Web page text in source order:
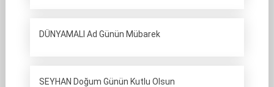
DÜNYAMALI Ad Günün Mübarek
SEYHAN Doğum Günün Kutlu Olsun